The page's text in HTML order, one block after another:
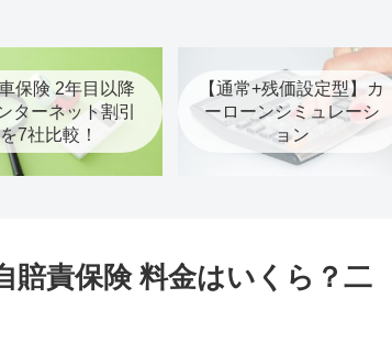
保険 2年目以降
ターネット割引
を7社比較！
【通常+残価設定型】カ
ーローンシミュレーシ
ョン
賠責保険 料金はいくら？二